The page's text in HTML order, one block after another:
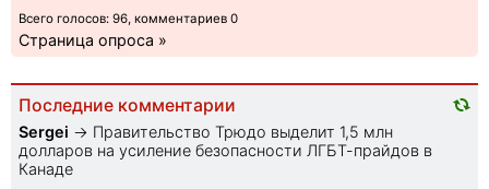
Всего голосов: 96, комментариев 0
Страница опроса »
Последние комментарии
Sеrgei → Правительство Трюдо выделит 1,5 млн
долларов на усиление безопасности ЛГБТ-прайдов в
Канаде